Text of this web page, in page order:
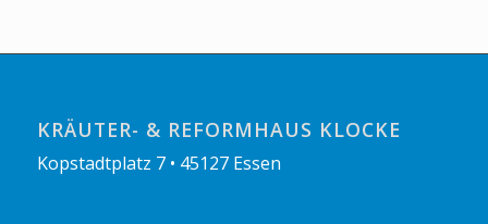
KRÄUTER- & REFORMHAUS KLOCKE
Kopstadtplatz 7 • 45127 Essen